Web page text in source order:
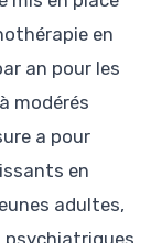
en
an pour les
modérés
a pour
en
adultes,